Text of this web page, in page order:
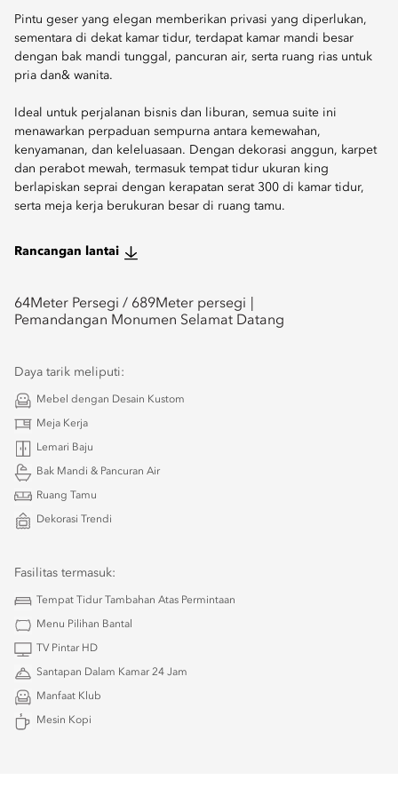
Pintu geser yang elegan memberikan privasi yang diperlukan,
sementara di dekat kamar tidur, terdapat kamar mandi besar
dengan bak mandi tunggal, pancuran air, serta ruang rias untuk
pria dan& wanita.
Ideal untuk perjalanan bisnis dan liburan, semua suite ini
menawarkan perpaduan sempurna antara kemewahan,
kenyamanan, dan keleluasaan. Dengan dekorasi anggun, karpet
dan perabot mewah, termasuk tempat tidur ukuran king
berlapiskan seprai dengan kerapatan serat 300 di kamar tidur,
serta meja kerja berukuran besar di ruang tamu.
Rancangan lantai
64Meter Persegi / 689Meter persegi
Pemandangan Monumen Selamat Datang
Daya tarik meliputi:
Mebel dengan Desain Kustom
Meja Kerja
Lemari Baju
Bak Mandi & Pancuran Air
Ruang Tamu
Dekorasi Trendi
Fasilitas termasuk:
Tempat Tidur Tambahan Atas Permintaan
Menu Pilihan Bantal
TV Pintar HD
Santapan Dalam Kamar 24 Jam
Manfaat Klub
Mesin Kopi